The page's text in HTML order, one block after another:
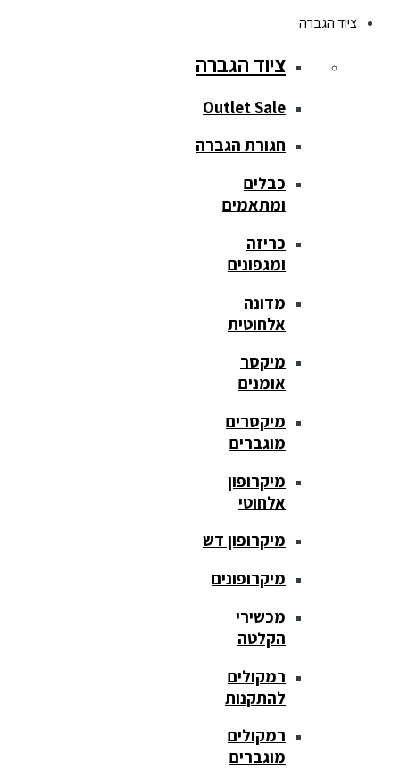
ציוד הגברה
ציוד הגברה
Outlet Sale
חגורת הגברה
כבלים
ומתאמים
כריזה
ומגפונים
מדונה
אלחוטית
מיקסר
אומנים
מיקסרים
מוגברים
מיקרופון
אלחוטי
מיקרופון דש
מיקרופונים
מכשירי
הקלטה
רמקולים
להתקנות
רמקולים
מוגברים